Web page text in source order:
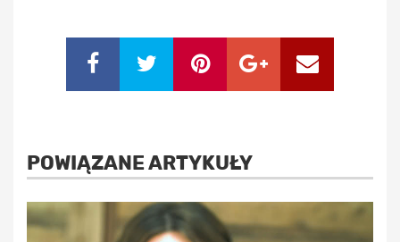
POWIĄZANE ARTYKUŁY